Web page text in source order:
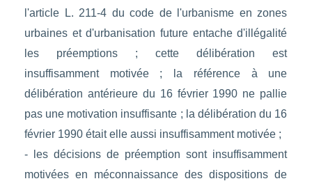
l'article L. 211-4 du code de l'urbanisme en zones
urbaines et d'urbanisation future entache d'illégalité
les préemptions ; cette délibération est
insuffisamment motivée ; la référence à une
délibération antérieure du 16 février 1990 ne pallie
pas une motivation insuffisante ; la délibération du 16
février 1990 était elle aussi insuffisamment motivée ;
- les décisions de préemption sont insuffisamment
motivées en méconnaissance des dispositions de